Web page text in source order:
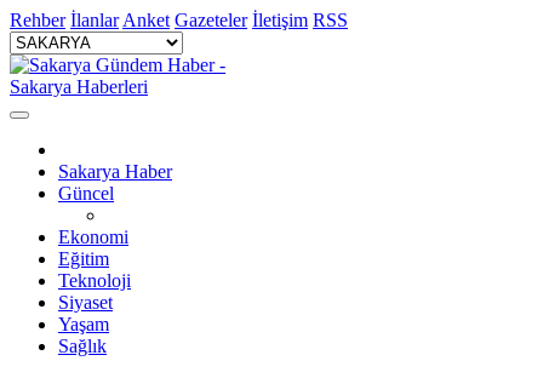
Rehber İlanlar Anket Gazeteler İletişim RSS
Sakarya Haber
Güncel
Ekonomi
Eğitim
Teknoloji
Siyaset
Yaşam
Sağlık